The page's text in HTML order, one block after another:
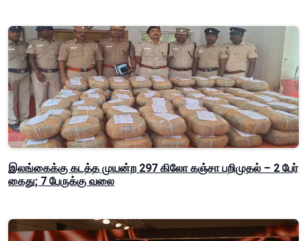
இலங்கைக்கு கடத்த முயன்ற 297 கிலோ கஞ்சா பறிமுதல் – 2 பேர்
கைது; 7 பேருக்கு வலை